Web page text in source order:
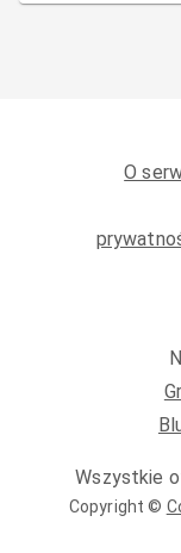
O
Wszystkie
Copyright ©